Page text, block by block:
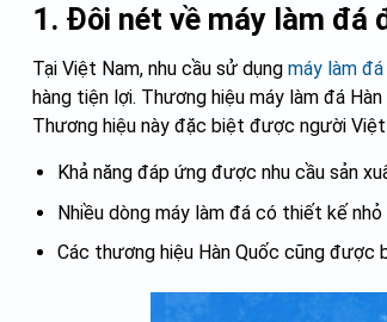
1. Đôi nét về máy làm đá
Tại Việt Nam, nhu cầu sử dụng máy làm đá
hàng tiện lợi. Thương hiệu máy làm đá
Thương hiệu này đặc biệt được người
Khả năng đáp ứng được nhu cầu sản
Nhiều dòng máy làm đá có thiết kế
Các thương hiệu Hàn Quốc cũng được